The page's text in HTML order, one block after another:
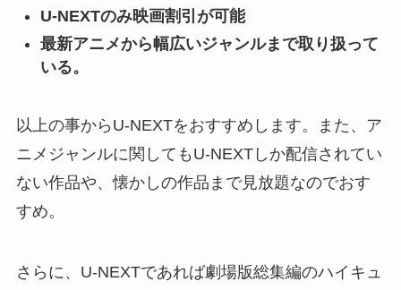
U-NEXTのみ映画割引が可能
最新アニメから幅広いジャンルまで取り扱って
いる。
以上の事からU-NEXTをおすすめします。また、ア
ニメジャンルに関してもU-NEXTしか配信されてい
ない作品や、懐かしの作品まで見放題なのでおす
すめ。
さらに、U-NEXTであれば劇場版総集編のハイキュ